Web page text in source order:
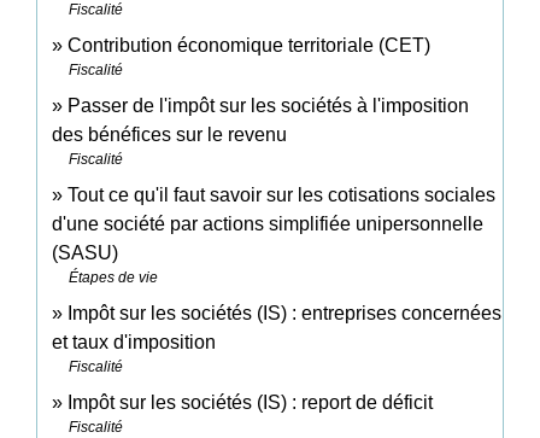
Fiscalité
Contribution économique territoriale (CET)
Fiscalité
Passer de l'impôt sur les sociétés à l'imposition
des bénéfices sur le revenu
Fiscalité
Tout ce qu'il faut savoir sur les cotisations sociales
d'une société par actions simplifiée unipersonnelle
(SASU)
Étapes de vie
Impôt sur les sociétés (IS) : entreprises concernées
et taux d'imposition
Fiscalité
Impôt sur les sociétés (IS) : report de déficit
Fiscalité